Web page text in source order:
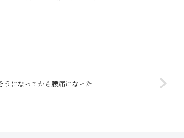
うになってから腰痛になった